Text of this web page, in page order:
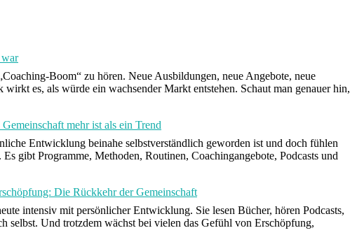
Boom“ zu hören. Neue Ausbildungen, neue Angebote, neue
es, als würde ein wachsender Markt entstehen. Schaut man genauer hin,
mehr ist als ein Trend
Entwicklung beinahe selbstverständlich geworden ist und doch fühlen
gibt Programme, Methoden, Routinen, Coachingangebote, Podcasts und
Die Rückkehr der Gemeinschaft
intensiv mit persönlicher Entwicklung. Sie lesen Bücher, hören Podcasts,
selbst. Und trotzdem wächst bei vielen das Gefühl von Erschöpfung,